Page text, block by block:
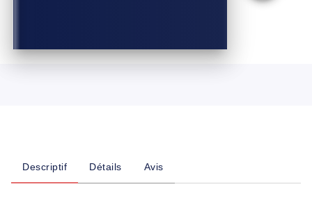
Descriptif Détails Avis